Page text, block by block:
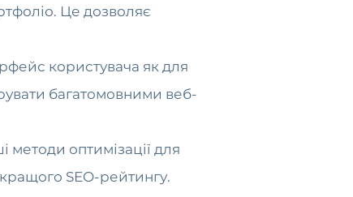
Це дозволяє
користувача як для
багатомовними веб-
оптимізації для
SEO-рейтингу.